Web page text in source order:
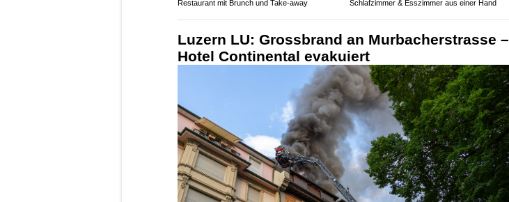
Restaurant mit Brunch und Take-away
Schlafzimmer & Esszimmer aus einer Hand
Luzern LU: Grossbrand an Murbacherstrasse –
Hotel Continental evakuiert